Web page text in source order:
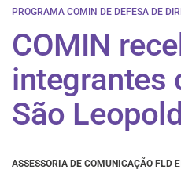
PROGRAMA COMIN DE DEFESA DE
COMIN
integrantes
São
ASSESSORIA DE COMUNICAÇÃO FLD